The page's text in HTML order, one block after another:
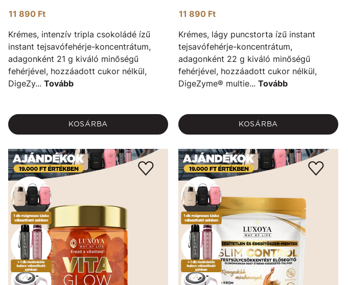
11 890 Ft
Krémes, intenzív tripla csokoládé ízű
instant tejsavófehérje-koncentrátum,
adagonként 21 g kiváló minőségű
fehérjével, hozzáadott cukor nélkül,
DigeZy... Tovább
KOSÁRBA
11 890 Ft
Krémes, lágy puncstorta ízű instant
tejsavófehérje-koncentrátum,
adagonként 22 g kiváló minőségű
fehérjével, hozzáadott cukor nélkül,
DigeZyme® multie... Tovább
KOSÁRBA